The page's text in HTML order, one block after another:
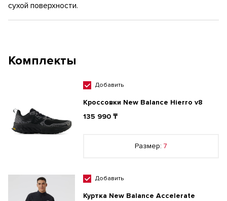
сухой поверхности.
Комплекты
Добавить
Кроссовки New Balance Hierro v8
135 990 ₸
Размер: 7
Добавить
Куртка New Balance Accelerate